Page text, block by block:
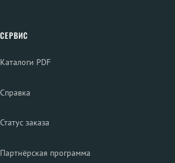
СЕРВИС
Каталоги PDF
Справка
Статус заказа
Партнёрская программа